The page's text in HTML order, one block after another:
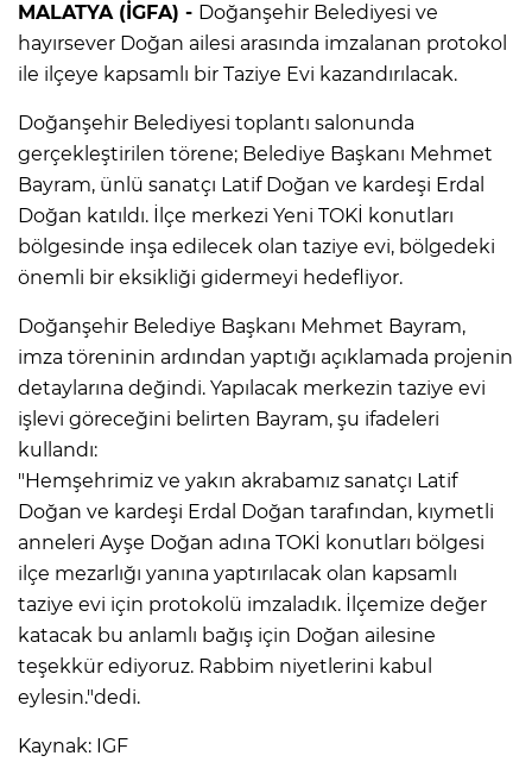
MALATYA (İGFA) - Doğanşehir Belediyesi ve
hayırsever Doğan ailesi arasında imzalanan protokol
ile ilçeye kapsamlı bir Taziye Evi kazandırılacak.
Doğanşehir Belediyesi toplantı salonunda
gerçekleştirilen törene; Belediye Başkanı Mehmet
Bayram, ünlü sanatçı Latif Doğan ve kardeşi Erdal
Doğan katıldı. İlçe merkezi Yeni TOKİ konutları
bölgesinde inşa edilecek olan taziye evi, bölgedeki
önemli bir eksikliği gidermeyi hedefliyor.
Doğanşehir Belediye Başkanı Mehmet Bayram,
imza töreninin ardından yaptığı açıklamada projenin
detaylarına değindi. Yapılacak merkezin taziye evi
işlevi göreceğini belirten Bayram, şu ifadeleri
kullandı:
"Hemşehrimiz ve yakın akrabamız sanatçı Latif
Doğan ve kardeşi Erdal Doğan tarafından, kıymetli
anneleri Ayşe Doğan adına TOKİ konutları bölgesi
ilçe mezarlığı yanına yaptırılacak olan kapsamlı
taziye evi için protokolü imzaladık. İlçemize değer
katacak bu anlamlı bağış için Doğan ailesine
teşekkür ediyoruz. Rabbim niyetlerini kabul
eylesin."dedi.
Kaynak: IGF